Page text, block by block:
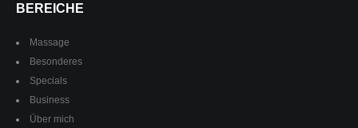
BEREICHE
Massage
Besonderes
Specials
Business
Über mich